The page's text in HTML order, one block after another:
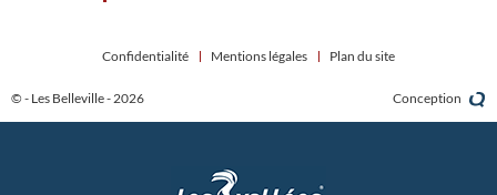
© - Les Belleville - 2026
Confidentialité Mentions légales Plan du site
Conception